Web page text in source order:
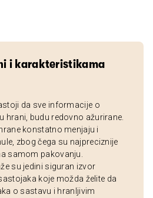
i karakteristikama
da sve informacije o
hrani, budu redovno ažurirane.
konstatno menjaju i
zbog čega su najpreciznije
samom pakovanju.
su jedini siguran izvor
koje možda želite da
o sastavu i hranljivim